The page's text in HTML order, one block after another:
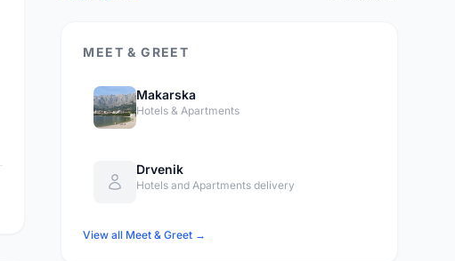
MEET & GREET
Makarska
Hotels & Apartments
Drvenik
Hotels and Apartments delivery
View all Meet & Greet →